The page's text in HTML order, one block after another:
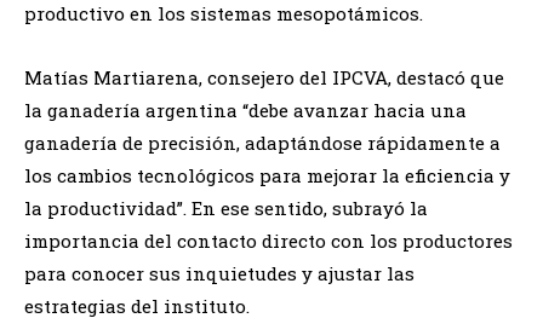
productivo en los sistemas mesopotámicos.
Matías Martiarena, consejero del IPCVA, destacó que
la ganadería argentina “debe avanzar hacia una
ganadería de precisión, adaptándose rápidamente a
los cambios tecnológicos para mejorar la eficiencia y
la productividad”. En ese sentido, subrayó la
importancia del contacto directo con los productores
para conocer sus inquietudes y ajustar las
estrategias del instituto.